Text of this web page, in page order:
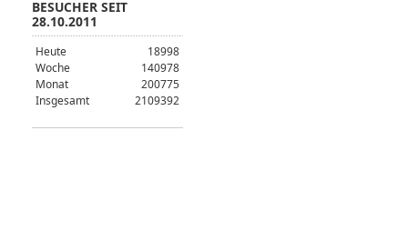
BESUCHER SEIT
28.10.2011
Heute
18998
Woche
140978
Monat
200775
Insgesamt
2109392